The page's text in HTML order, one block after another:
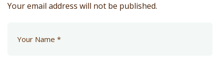
Your email address will not be published.